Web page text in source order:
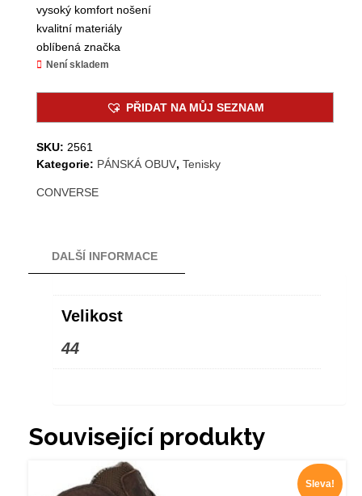
vysoký komfort nošení
kvalitní materiály
oblíbená značka
Není skladem
PŘIDAT NA MŮJ SEZNAM
SKU: 2561
Kategorie: PÁNSKÁ OBUV, Tenisky
CONVERSE
DALŠÍ INFORMACE
Velikost
44
Související produkty
Sleva!